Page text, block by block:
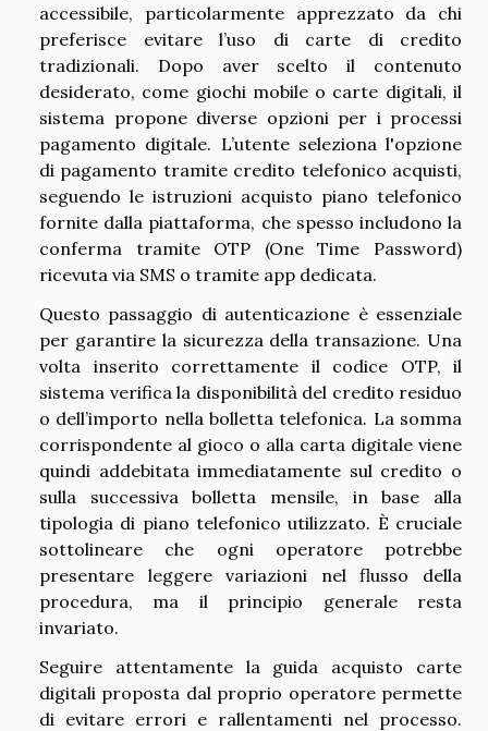
accessibile, particolarmente apprezzato da chi
preferisce evitare l’uso di carte di credito
tradizionali. Dopo aver scelto il contenuto
desiderato, come giochi mobile o carte digitali, il
sistema propone diverse opzioni per i processi
pagamento digitale. L’utente seleziona l'opzione
di pagamento tramite credito telefonico acquisti,
seguendo le istruzioni acquisto piano telefonico
fornite dalla piattaforma, che spesso includono la
conferma tramite OTP (One Time Password)
ricevuta via SMS o tramite app dedicata.
Questo passaggio di autenticazione è essenziale
per garantire la sicurezza della transazione. Una
volta inserito correttamente il codice OTP, il
sistema verifica la disponibilità del credito residuo
o dell’importo nella bolletta telefonica. La somma
corrispondente al gioco o alla carta digitale viene
quindi addebitata immediatamente sul credito o
sulla successiva bolletta mensile, in base alla
tipologia di piano telefonico utilizzato. È cruciale
sottolineare che ogni operatore potrebbe
presentare leggere variazioni nel flusso della
procedura, ma il principio generale resta
invariato.
Seguire attentamente la guida acquisto carte
digitali proposta dal proprio operatore permette
di evitare errori e rallentamenti nel processo.